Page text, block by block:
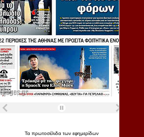
Τα πρωτοσέλιδα των εφημερίδων